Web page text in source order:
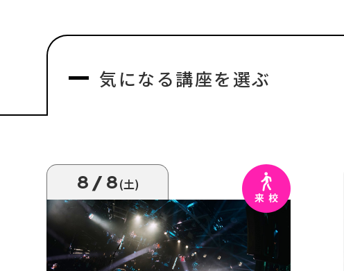
気になる講座を選ぶ
8/8(土)